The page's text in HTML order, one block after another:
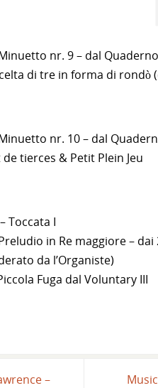
nr. 9 – dal
di tre in forma di
nr. 10 – dal
tierces & Petit Plein Jeu
Toccata I
in Re maggiore – dai
da l’Organiste)
Fuga dal Voluntary III
–